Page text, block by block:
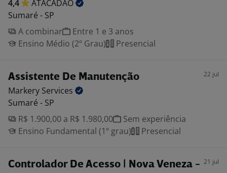
4,4
ATACADAO
Sumaré - SP
A combinar
Entre 1 e 3 anos
Ensino Médio (2º Grau)
Presencial
Assistente De Manutenção 22 jul
Markery Services
Sumaré - SP
R$ 1.900,00 a R$ 1.980,00
Sem experiência
Ensino Fundamental (1º grau)
Presencial
Controlador De Acesso | Nova Veneza - 21 jul